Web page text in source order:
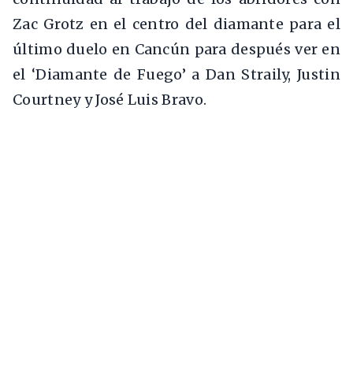
Zac Grotz en el centro del diamante para el
último duelo en Cancún para después ver en
el ‘Diamante de Fuego’ a Dan Straily, Justin
Courtney y José Luis Bravo.